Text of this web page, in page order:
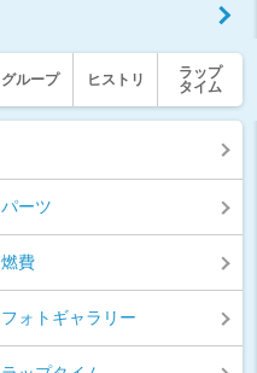
グループ ヒストリ
ラップ
タイム
パーツ
燃費
フォトギャラリー